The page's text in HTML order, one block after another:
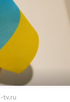
tv.ru